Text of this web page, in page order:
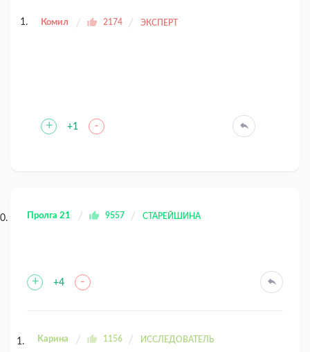
Комил 2174 ЭКСПЕРТ
+ +1 -
Пролга 21 9557 СТАРЕЙШИНА
+ +4 -
Kaрина 1156 ИССЛЕДОВАТЕЛЬ